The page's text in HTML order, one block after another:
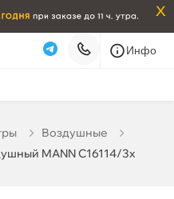
x
Инфо
оздушные
MANN C16114/3x